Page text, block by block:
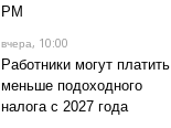
РМ
вчера, 10:00
Работники могут платить
меньше подоходного
налога с 2027 года